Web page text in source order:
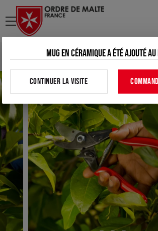
menu
Tous nos produits>Maison>Sécateur
Mug en céramique a été ajouté
CONTINUER LA VISITE